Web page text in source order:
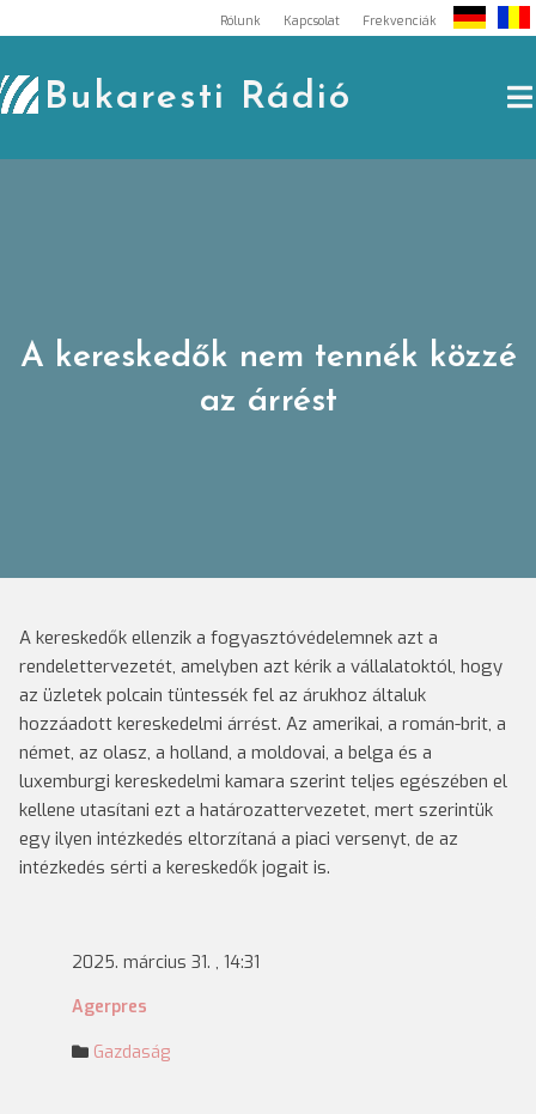
to
content
Rólunk Kapcsolat Frekvenciák
Bukaresti Rádió
A kereskedők nem tennék közzé
az árrést
A kereskedők ellenzik a fogyasztóvédelemnek azt a
rendelettervezetét, amelyben azt kérik a vállalatoktól, hogy
az üzletek polcain tüntessék fel az árukhoz általuk
hozzáadott kereskedelmi árrést. Az amerikai, a román-brit, a
német, az olasz, a holland, a moldovai, a belga és a
luxemburgi kereskedelmi kamara szerint teljes egészében el
kellene utasítani ezt a határozattervezetet, mert szerintük
egy ilyen intézkedés eltorzítaná a piaci versenyt, de az
intézkedés sérti a kereskedők jogait is.
2025. március 31. , 14:31
Agerpres
Gazdaság